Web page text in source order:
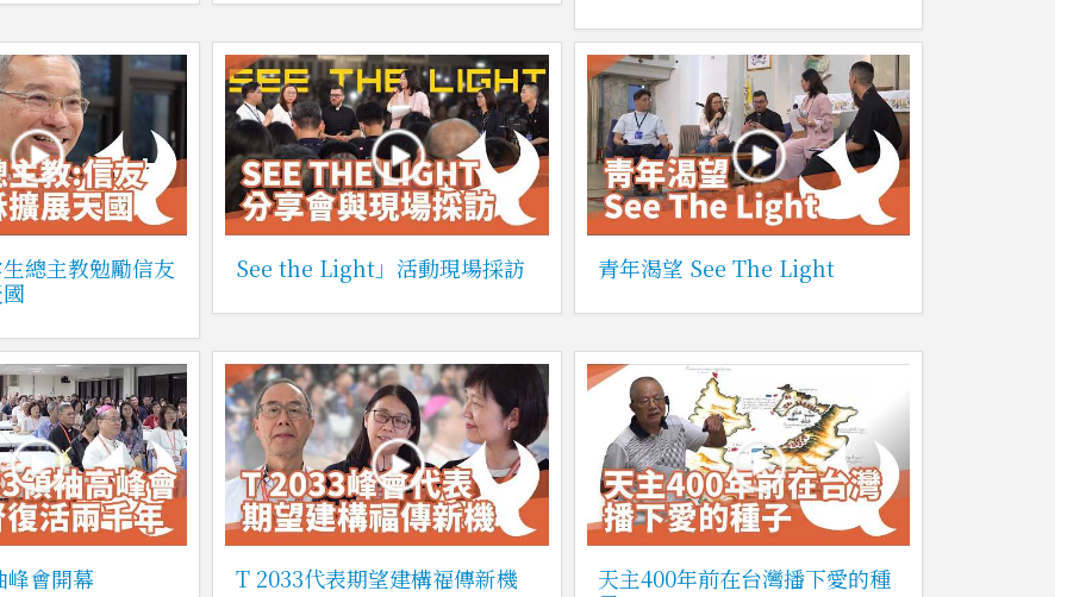
總主教勉勵信友
See the Light」活動現場採訪 青年渴望 See The Light
峰會開幕 T 2033代表期望建構福傳新機
天主400年前在台灣播下愛的種